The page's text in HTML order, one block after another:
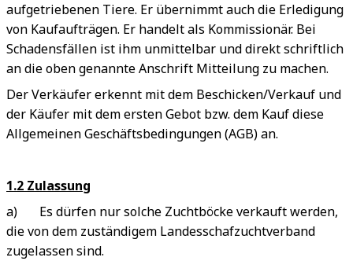
aufgetriebenen Tiere. Er übernimmt auch die Erledigung
von Kaufaufträgen. Er handelt als Kommissionär. Bei
Schadensfällen ist ihm unmittelbar und direkt schriftlich
an die oben genannte Anschrift Mitteilung zu machen.
Der Verkäufer erkennt mit dem Beschicken/Verkauf und
der Käufer mit dem ersten Gebot bzw. dem Kauf diese
Allgemeinen Geschäftsbedingungen (AGB) an.
1.2 Zulassung
a) Es dürfen nur solche Zuchtböcke verkauft werden,
die von dem zuständigem Landesschafzuchtverband
zugelassen sind.